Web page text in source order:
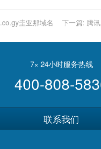
.co.gy圭亚那域名 下一篇: 腾
力于攻克
7× 24小时服务热线
400-808-
联系我们